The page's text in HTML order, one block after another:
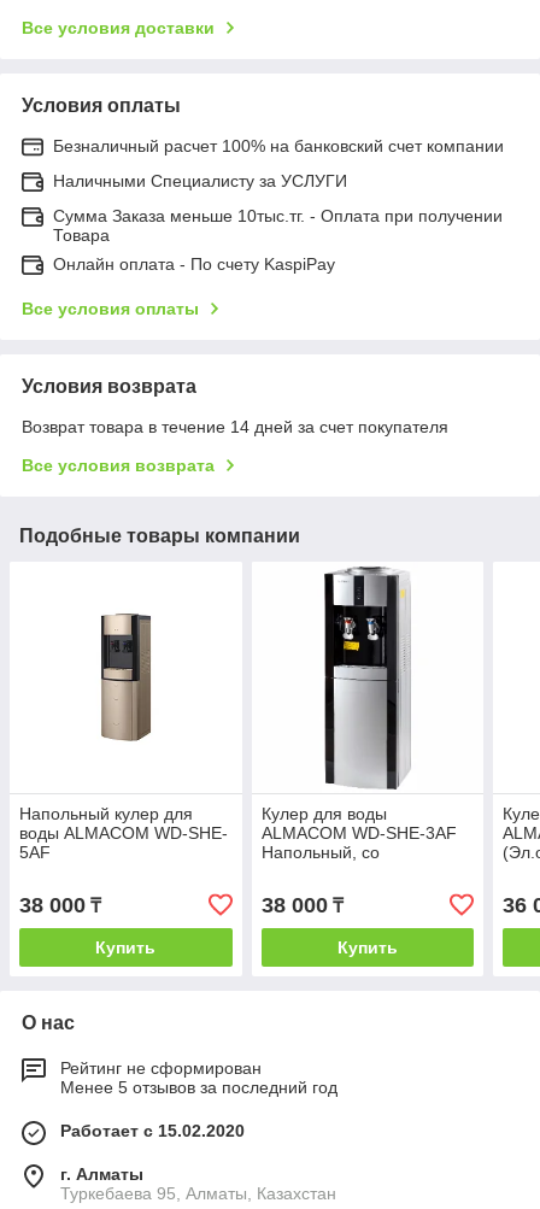
Все условия доставки
Условия оплаты
Безналичный расчет 100% на банковский счет компании
Наличными Специалисту за УСЛУГИ
Сумма Заказа меньше 10тыс.тг. - Оплата при получении
Товара
Онлайн оплата - По счету KaspiPay
Все условия оплаты
Условия возврата
Возврат товара в течение 14 дней за счет покупателя
Все условия возврата
Подобные товары компании
Напольный кулер для
воды ALMACOM WD-SHE-
5AF
38 000 ₸
Купить
Кулер для воды
ALMACOM WD-SHE-3AF
Напольный, со
38 000₸
Купить
36
О нас
Рейтинг не сформирован
Менее 5 отзывов за последний год
Работает с 15.02.2020
г. Алматы
Туркебаева 95, Алматы, Казахстан